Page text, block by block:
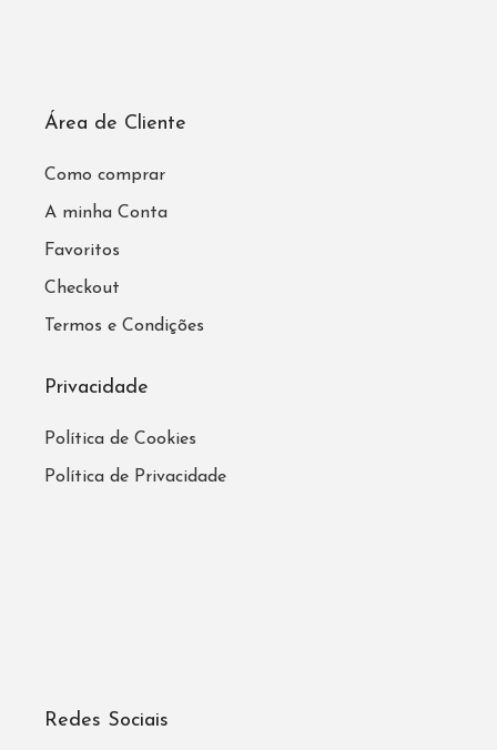
Área de Cliente
Como comprar
A minha Conta
Favoritos
Checkout
Termos e Condições
Privacidade
Política de Cookies
Política de Privacidade
Redes Sociais